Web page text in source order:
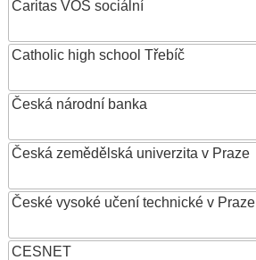
Caritas VOŠ sociální
Catholic high school Třebíč
Česká národní banka
Česká zemědělská univerzita v Praze
České vysoké učení technické v Praze
CESNET